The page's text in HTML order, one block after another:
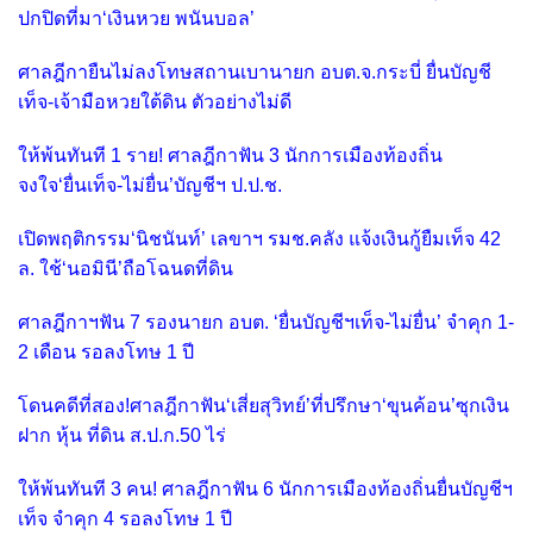
ปกปิดที่มา‘เงินหวย พนันบอล’
ศาลฎีกายืนไม่ลงโทษสถานเบานายก อบต.จ.กระบี่ ยื่นบัญชี
เท็จ-เจ้ามือหวยใต้ดิน ตัวอย่างไม่ดี
ให้พ้นทันที 1 ราย! ศาลฎีกาฟัน 3 นักการเมืองท้องถิ่น
จงใจ‘ยื่นเท็จ-ไม่ยื่น’บัญชีฯ ป.ป.ช.
เปิดพฤติกรรม‘นิชนันท์’ เลขาฯ รมช.คลัง แจ้งเงินกู้ยืมเท็จ 42
ล. ใช้‘นอมินี’ถือโฉนดที่ดิน
ศาลฎีกาฯฟัน 7 รองนายก อบต. ‘ยื่นบัญชีฯเท็จ-ไม่ยื่น’ จำคุก 1-
2 เดือน รอลงโทษ 1 ปี
โดนคดีที่สอง!ศาลฎีกาฟัน‘เสี่ยสุวิทย์’ที่ปรึกษา‘ขุนค้อน’ซุกเงิน
ฝาก หุ้น ที่ดิน ส.ป.ก.50 ไร่
ให้พ้นทันที 3 คน! ศาลฎีกาฟัน 6 นักการเมืองท้องถิ่นยื่นบัญชีฯ
เท็จ จำคุก 4 รอลงโทษ 1 ปี